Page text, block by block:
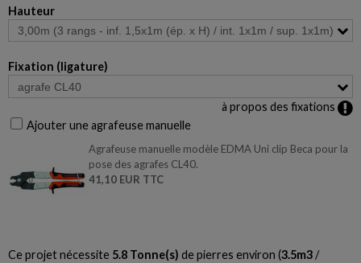
Hauteur
Fixation (ligature)
à propos des fixations
Ajouter une agrafeuse manuelle
Agrafeuse manuelle modèle EDMA Uni clip Beca pour la
pose des agrafes CL40.
41,10 EUR TTC
Ce projet nécessite 5.8 Tonne(s) de pierres environ (3.5m3 /